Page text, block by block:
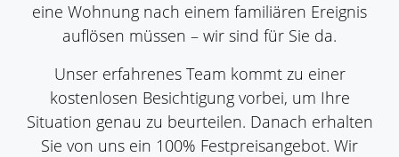
eine Wohnung nach einem familiären Ereignis
auflösen müssen – wir sind für Sie da.
Unser erfahrenes Team kommt zu einer
kostenlosen Besichtigung vorbei, um Ihre
Situation genau zu beurteilen. Danach erhalten
Sie von uns ein 100% Festpreisangebot. Wir